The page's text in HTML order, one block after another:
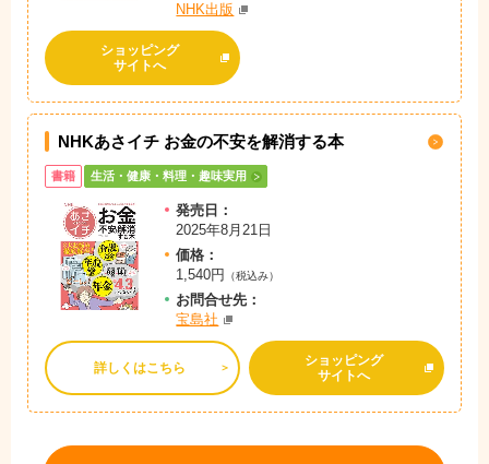
NHK出版
ショッピング
サイトへ
NHKあさイチ お金の不安を解消する本
書籍 生活・健康・料理・趣味実用
発売日：
2025年8月21日
価格：
1,540円
（税込み）
お問合せ先：
宝島社
詳しくはこちら
ショッピング
サイトへ